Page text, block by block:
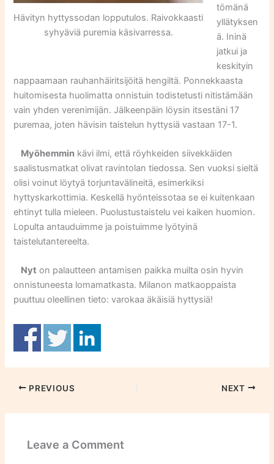
Hävityn hyttyssodan lopputulos. Raivokkaasti
syhyäviä puremia käsivarressa.
tömänä
yllätyksen
ä. Ininä
jatkui ja
keskityin
nappaamaan rauhanhäiritsijöitä hengiltä. Ponnekkaasta
huitomisesta huolimatta onnistuin todistetusti nitistämään
vain yhden verenimijän. Jälkeenpäin löysin itsestäni 17
puremaa, joten hävisin taistelun hyttysiä vastaan 17-1.
Myöhemmin kävi ilmi, että röyhkeiden siivekkäiden
saalistusmatkat olivat ravintolan tiedossa. Sen vuoksi sieltä
olisi voinut löytyä torjuntavälineitä, esimerkiksi
hyttyskarkottimia. Keskellä hyönteissotaa se ei kuitenkaan
ehtinyt tulla mieleen. Puolustustaistelu vei kaiken huomion.
Lopulta antauduimme ja poistuimme lyötyinä
taistelutantereelta.
Nyt on palautteen antamisen paikka muilta osin hyvin
onnistuneesta lomamatkasta. Milanon matkaoppaista
puuttuu oleellinen tieto: varokaa äkäisiä hyttysiä!
PREVIOUS NEXT
Leave a Comment